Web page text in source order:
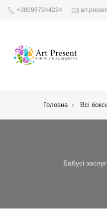
+380967944224
Головна Всі
Бабусі